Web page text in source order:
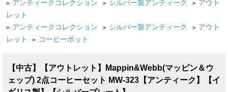
> アンティークコレクション > シルバー製アンティーク > アウト
レット
> アンティークコレクション > シルバー製アンティーク > アウト
レット
> コーヒーポット
【中古】【アウトレット】Mappin&Webb(マッピン＆ウ
ェッブ) 2点コーヒーセット MW-323【アンティーク】【イ